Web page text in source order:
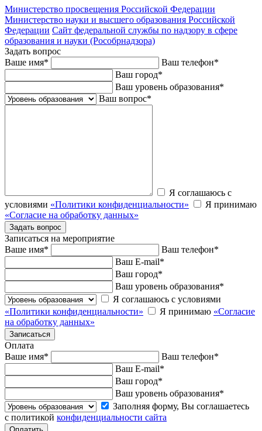
Министерство просвещения Российской Федерации
Министерство науки и высшего образования Российской
Федерации Сайт федеральной службы по надзору в сфере
образования и науки (Рособрнадзора)
Задать вопрос
Ваше имя* Ваш телефон*
Ваш город*
Ваш уровень образования*
Ваш вопрос*
Я соглашаюсь с
условиями «Политики конфиденциальности»
Я принимаю
«Согласие на обработку данных»
Записаться на мероприятие
Ваше имя* Ваш телефон*
Ваш E-mail*
Ваш город*
Ваш уровень образования*
Я соглашаюсь с условиями
«Политики конфиденциальности»
Я принимаю «Согласие
на обработку данных»
Оплата
Ваше имя* Ваш телефон*
Ваш E-mail*
Ваш город*
Ваш уровень образования*
Заполняя форму, Вы соглашаетесь
с политикой конфиденциальности сайта